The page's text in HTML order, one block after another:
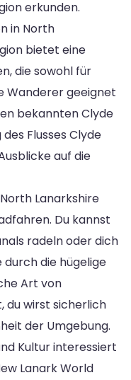
erkunden.
in North
bietet eine
die sowohl für
Wanderer geeignet
bekannten Clyde
Flusses Clyde
auf die
Lanarkshire
Du kannst
radeln oder dich
die hügelige
Art von
du wirst sicherlich
der Umgebung.
Kultur interessiert
Lanark World